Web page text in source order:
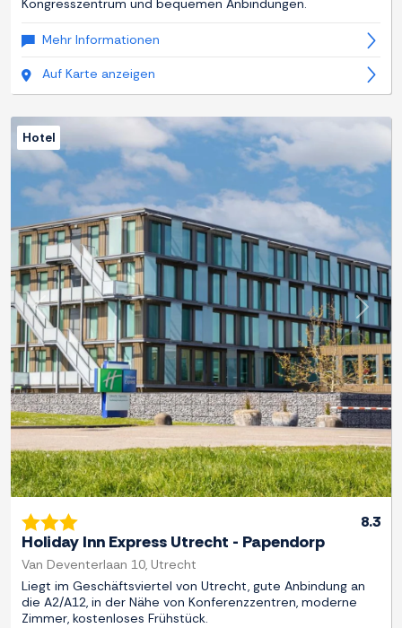
Kongresszentrum und bequemen Anbindungen.
Mehr Informationen
Auf Karte anzeigen
Zurück
Hotel
8.3
Holiday Inn Express Utrecht - Papendorp
Van Deventerlaan 10, Utrecht
Liegt im Geschäftsviertel von Utrecht, gute Anbindung an
die A2/A12, in der Nähe von Konferenzzentren, moderne
Zimmer, kostenloses Frühstück.